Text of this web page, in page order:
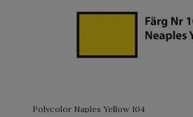
Polycolor Naples Yellow 104